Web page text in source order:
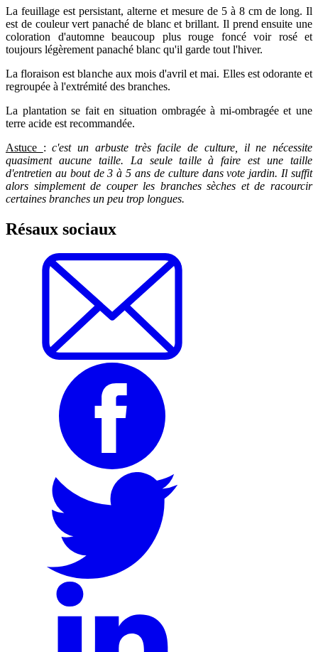
La feuillage est persistant, alterne et mesure de 5 à 8 cm de long. Il
est de couleur vert panaché de blanc et brillant. Il prend ensuite une
coloration d'automne beaucoup plus rouge foncé voir rosé et
toujours légèrement panaché blanc qu'il garde tout l'hiver.
La floraison est blanche aux mois d'avril et mai. Elles est odorante et
regroupée à l'extrémité des branches.
La plantation se fait en situation ombragée à mi-ombragée et une
terre acide est recommandée.
Astuce :c'est un arbuste très facile de culture, il ne nécessite
quasiment aucune taille. La seule taille à faire est une taille
d'entretien au bout de 3 à 5 ans de culture dans vote jardin. Il suffit
alors simplement de couper les branches sèches et de racourcir
certaines branches un peu trop longues.
Résaux sociaux